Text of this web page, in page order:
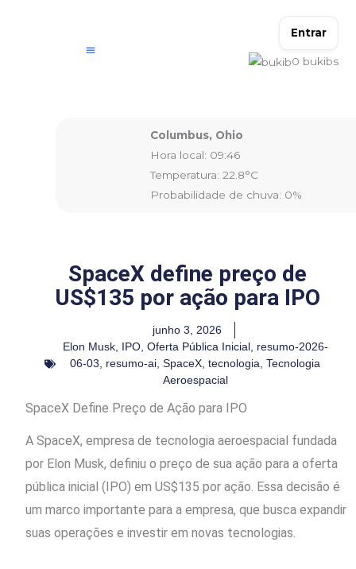
Entrar
0 bukibs
Columbus, Ohio
Hora local: 09:46
Temperatura: 22.8°C
Probabilidade de chuva: 0%
SpaceX define preço de
US$135 por ação para IPO
junho 3, 2026
Elon Musk, IPO, Oferta Pública Inicial, resumo-2026-
06-03, resumo-ai, SpaceX, tecnologia, Tecnologia
Aeroespacial
SpaceX Define Preço de Ação para IPO
A SpaceX, empresa de tecnologia aeroespacial fundada
por Elon Musk, definiu o preço de sua ação para a oferta
pública inicial (IPO) em US$135 por ação. Essa decisão é
um marco importante para a empresa, que busca expandir
suas operações e investir em novas tecnologias.